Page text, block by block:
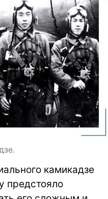
камикадзе
предстояло